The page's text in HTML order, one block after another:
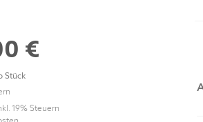
€
Stück
19% Steuern